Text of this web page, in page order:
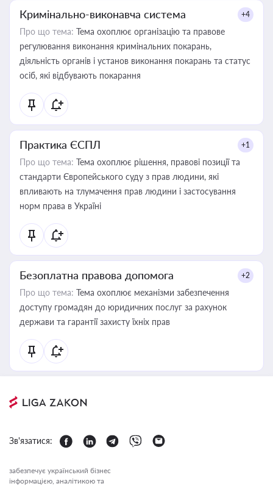
Кримінально-виконавча система +4
Про що тема: Тема охоплює організацію та правове
регулювання виконання кримінальних покарань,
діяльність органів і установ виконання покарань та статус
осіб, які відбувають покарання
Практика ЄСПЛ +1
Про що тема: Тема охоплює рішення, правові позиції та
стандарти Європейського суду з прав людини, які
впливають на тлумачення прав людини і застосування
норм права в Україні
Безоплатна правова допомога +2
Про що тема: Тема охоплює механізми забезпечення
доступу громадян до юридичних послуг за рахунок
держави та гарантії захисту їхніх прав
Зв'язатися:
забезпечує український бізнес
інформацією, аналітикою та